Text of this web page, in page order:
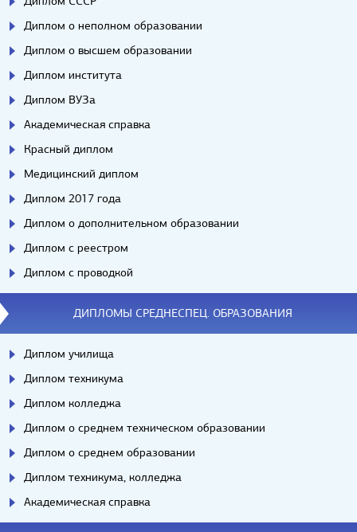
Диплом о неполном образовании
Диплом о высшем образовании
Диплом института
Диплом ВУЗа
Академическая справка
Красный диплом
Медицинский диплом
Диплом 2017 года
Диплом о дополнительном образовании
Диплом с реестром
Диплом с проводкой
ДИПЛОМЫ СРЕДНЕСПЕЦ. ОБРАЗОВАНИЯ
Диплом училища
Диплом техникума
Диплом колледжа
Диплом о среднем техническом образовании
Диплом о среднем образовании
Диплом техникума, колледжа
Академическая справка